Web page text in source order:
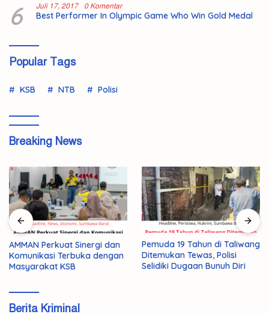
6 Juli 17, 2017 0 Komentar
Best Performer In Olympic Game Who Win Gold Medal
Popular Tags
KSB NTB Polisi
Breaking News
AMMAN Perkuat Sinergi dan
Komunikasi Terbuka dengan
Masyarakat KSB
Pemuda 19 Tahun di Taliwang
Ditemukan Tewas, Polisi
Selidiki Dugaan Bunuh Diri
Berita Kriminal